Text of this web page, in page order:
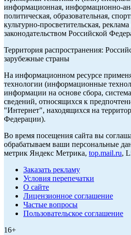
информационная, информационно-
политическая, образовательная,
культурно-просветительская,
законодательством Российской
Территория распространения:
зарубежные страны
На информационном ресурсе
технологии (информационные
информации на основе сбора,
сведений, относящихся к
"Интернет", находящихся на
Федерации).
Во время посещения сайта вы
обрабатываем ваши персональные
метрик Яндекс Метрика, top.mail.ru,
Заказать рекламу
Условия перепечатки
О сайте
Лицензионное соглашение
Частые вопросы
Пользовательское соглашение
16+